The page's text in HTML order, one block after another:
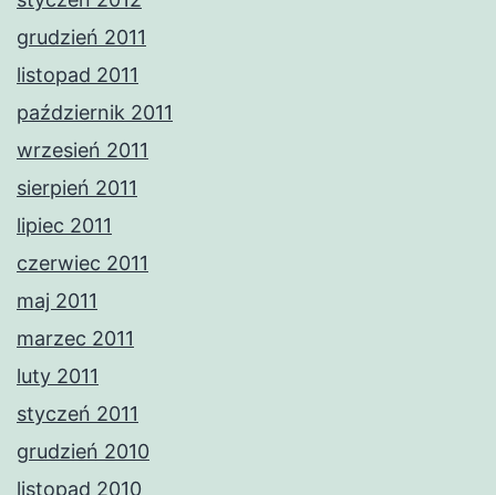
grudzień 2011
listopad 2011
październik 2011
wrzesień 2011
sierpień 2011
lipiec 2011
czerwiec 2011
maj 2011
marzec 2011
luty 2011
styczeń 2011
grudzień 2010
listopad 2010